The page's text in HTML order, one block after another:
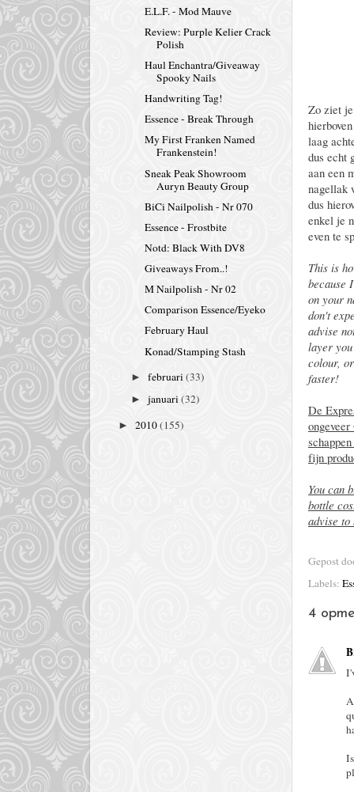
Zo ziet
laag
dus echt
aan een
nagellak
dus
enkel je
even te
This is
because
on your
don't
advise
layer
colour,
faster!
De
fijn
You can
bottle
advise
Gepost
Labels:
4
E.L.F. - Mod Mauve
Review: Purple Kelier Crack
Polish
Haul Enchantra/Giveaway
Spooky Nails
Handwriting Tag!
Essence - Break Through
My First Franken Named
Frankenstein!
Sneak Peak Showroom
Auryn Beauty Group
BiCi Nailpolish - Nr 070
Essence - Frostbite
Notd: Black With DV8
Giveaways From..!
M Nailpolish - Nr 02
Comparison Essence/Eyeko
February Haul
Konad/Stamping Stash
►februari(33)
►januari(32)
► 2010(155)